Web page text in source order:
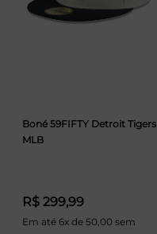
Boné 59FIFTY Detroit Tigers
MLB
R$ 299,99
Em até 6x de 50,00 sem